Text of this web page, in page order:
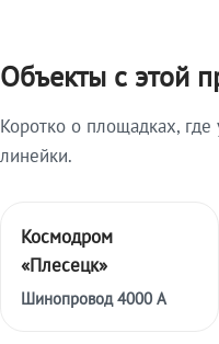
Объекты с этой
Коротко о площадках,
линейки.
Космодром
«Плесецк»
Шинопровод 4000 А